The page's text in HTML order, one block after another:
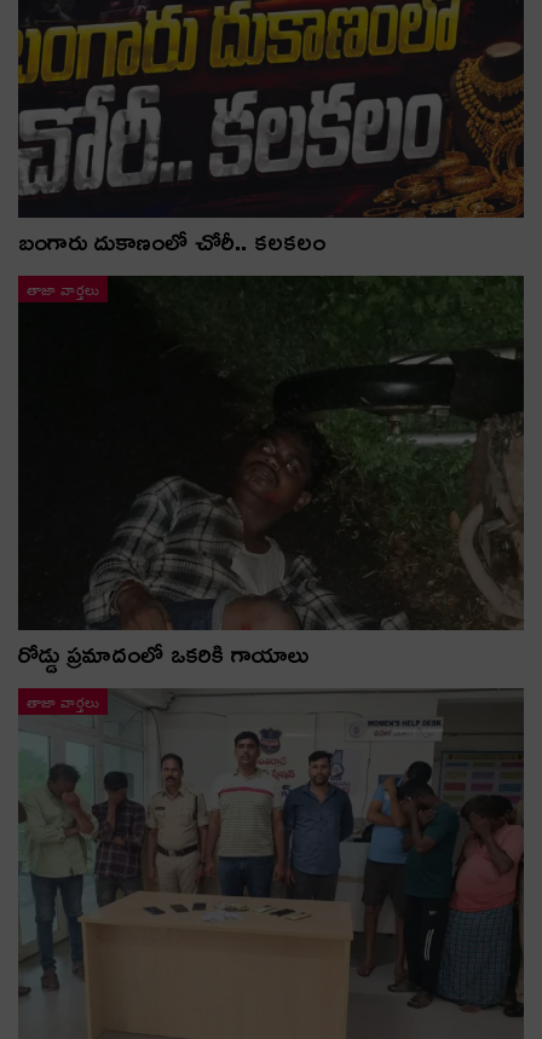
బంగారు దుకాణంలో చోరీ.. కలకలం
తాజా వార్తలు
రోడ్డు ప్రమాదంలో ఒకరికి గాయాలు
తాజా వార్తలు